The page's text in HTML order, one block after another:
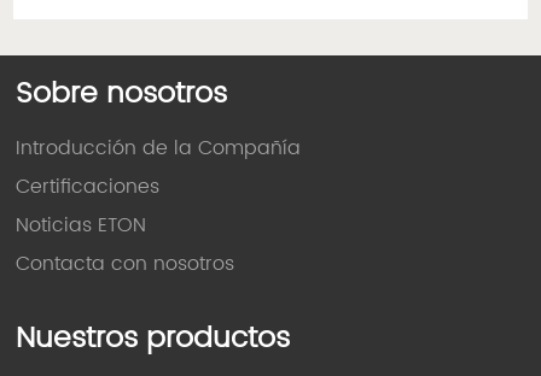
Sobre nosotros
Introducción de la Compañía
Certificaciones
Noticias ETON
Contacta con nosotros
Nuestros productos